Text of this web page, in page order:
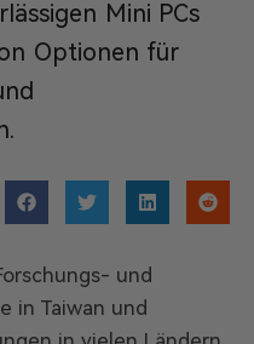
Mini PCs
Optionen für
und
in Taiwan und